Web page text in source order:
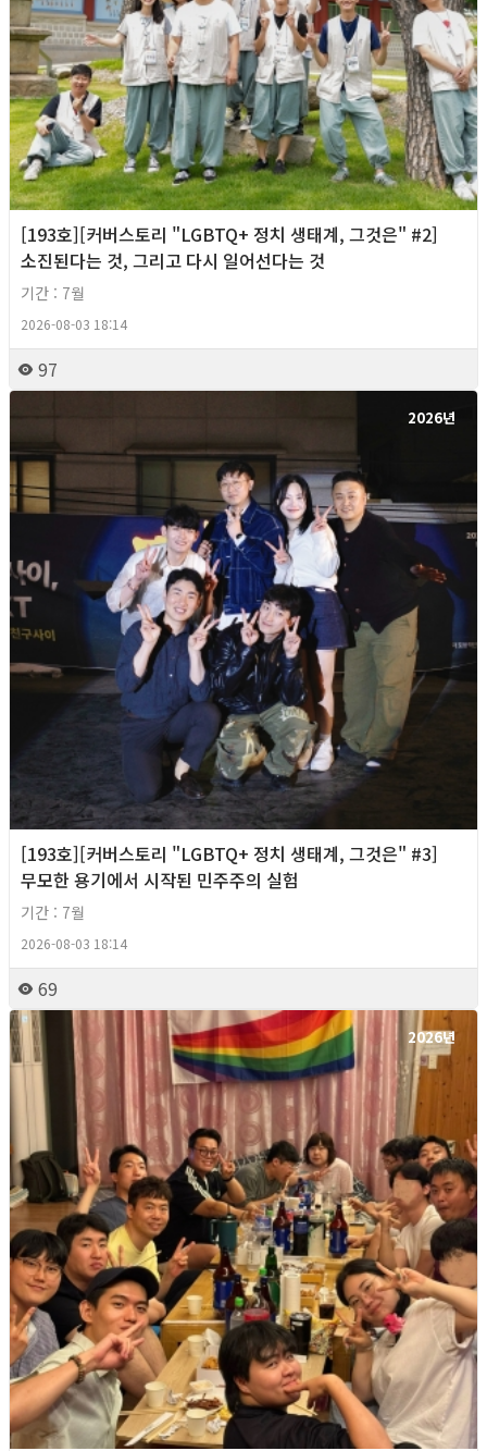
[193호][커버스토리 "LGBTQ+ 정치 생태계, 그것은" #2]
소진된다는 것, 그리고 다시 일어선다는 것
기간 : 7월
2026-08-03 18:14
97
2026년
[193호][커버스토리 "LGBTQ+ 정치 생태계, 그것은" #3]
무모한 용기에서 시작된 민주주의 실험
기간 : 7월
2026-08-03 18:14
69
2026년